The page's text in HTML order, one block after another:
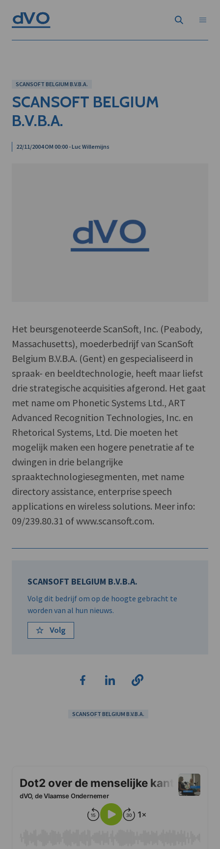
SCANSOFT BELGIUM B.V.B.A.
SCANSOFT BELGIUM
B.V.B.A.
22/11/2004 OM 00:00 - Luc Willemijns
Het beursgenoteerde ScanSoft, Inc. (Peabody,
Massachusetts), moederbedrijf van ScanSoft
Belgium B.V.B.A. (Gent) en gespecialiseerd in
spraak- en beeldtechnologie, heeft maar liefst
drie strategische acquisities afgerond. Het gaat
met name om Phonetic Systems Ltd., ART
Advanced Recognition Technologies, Inc. en
Rhetorical Systems, Ltd. Die moeten het
mogelijk maken een hogere penetratie af te
dwingen in drie belangrijke
spraaktechnologiesegmenten, met name
directory assistance, enterprise speech
applications en wireless solutions. Meer info:
09/239.80.31 of www.scansoft.com.
SCANSOFT BELGIUM B.V.B.A.
Volg dit bedrijf om op de hoogte gebracht te
worden van al hun nieuws.
Volg
SCANSOFT BELGIUM B.V.B.A.